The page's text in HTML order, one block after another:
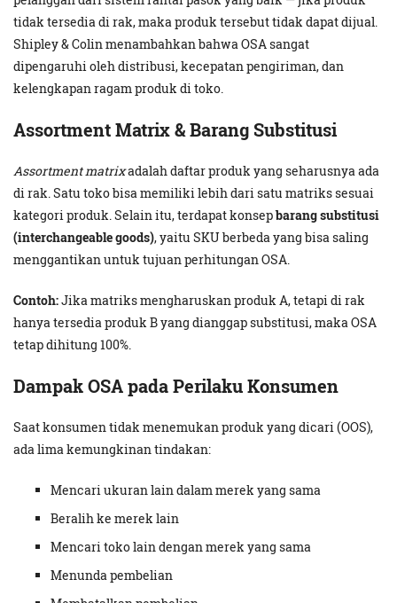
tidak tersedia di rak, maka produk tersebut tidak dapat dijual.
Shipley & Colin menambahkan bahwa OSA sangat
dipengaruhi oleh distribusi, kecepatan pengiriman, dan
kelengkapan ragam produk di toko.
Assortment Matrix & Barang Substitusi
Assortment matrixadalah daftar produk yang seharusnya ada
di rak. Satu toko bisa memiliki lebih dari satu matriks sesuai
kategori produk. Selain itu, terdapat konsepbarang substitusi
(interchangeable goods), yaitu SKU berbeda yang bisa saling
menggantikan untuk tujuan perhitungan OSA.
Contoh:Jika matriks mengharuskan produk A, tetapi di rak
hanya tersedia produk B yang dianggap substitusi, maka OSA
tetap dihitung 100%.
Dampak OSA pada Perilaku Konsumen
Saat konsumen tidak menemukan produk yang dicari (OOS),
ada lima kemungkinan tindakan:
Mencari ukuran lain dalam merek yang sama
Beralih ke merek lain
Mencari toko lain dengan merek yang sama
Menunda pembelian